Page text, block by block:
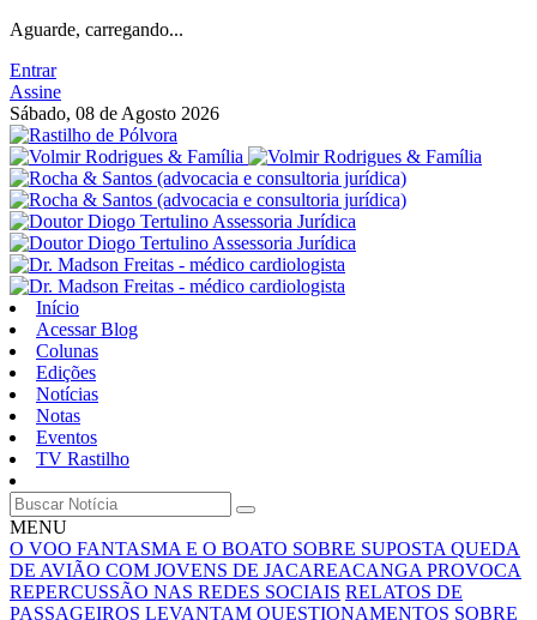
Aguarde, carregando...
Entrar
Assine
Sábado, 08 de Agosto 2026
Início
Acessar Blog
Colunas
Edições
Notícias
Notas
Eventos
TV Rastilho
MENU
O VOO FANTASMA E O BOATO SOBRE SUPOSTA QUEDA
DE AVIÃO COM JOVENS DE JACAREACANGA PROVOCA
REPERCUSSÃO NAS REDES SOCIAIS RELATOS DE
PASSAGEIROS LEVANTAM QUESTIONAMENTOS SOBRE